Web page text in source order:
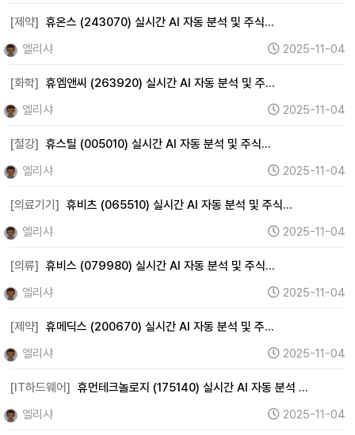
[제약] 휴온스 (243070) 실시간 AI 자동 분석 및 주식…
엘리샤
2025-11-04
[화학] 휴엠앤씨 (263920) 실시간 AI 자동 분석 및 주…
엘리샤
2025-11-04
[철강] 휴스틸 (005010) 실시간 AI 자동 분석 및 주식…
엘리샤
2025-11-04
[의료기기] 휴비츠 (065510) 실시간 AI 자동 분석 및 주식…
엘리샤
2025-11-04
[의류] 휴비스 (079980) 실시간 AI 자동 분석 및 주식…
엘리샤
2025-11-04
[제약] 휴메딕스 (200670) 실시간 AI 자동 분석 및 주…
엘리샤
2025-11-04
[IT하드웨어] 휴먼테크놀로지 (175140) 실시간 AI 자동 분석 …
엘리샤
2025-11-04